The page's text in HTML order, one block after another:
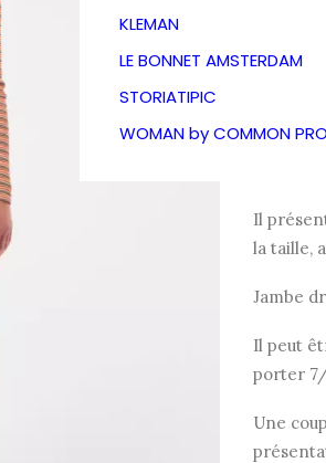
KLEMAN
LE BONNET AMSTERDAM
STORIATIPIC
WOMAN by COMMON
Le
Il
la taille,
Jambe
Il peut
porter
Une